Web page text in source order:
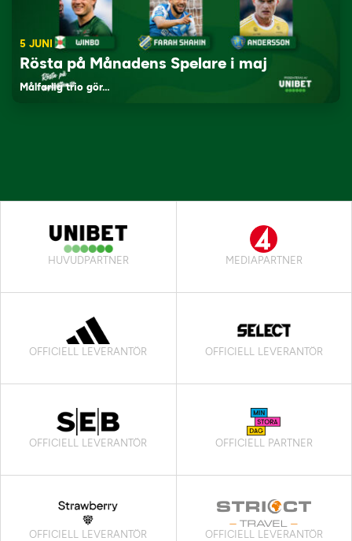
5 JUNI
Rösta på Månadens Spelare i maj
Målfarlig trio gör…
HUVUDPARTNER MEDIAPARTNER
OFFICIELL LEVERANTÖR OFFICIELL LEVERANTÖR
OFFICIELL LEVERANTÖR OFFICIELL PARTNER
OFFICIELL LEVERANTÖR OFFICIELL LEVERANTÖR